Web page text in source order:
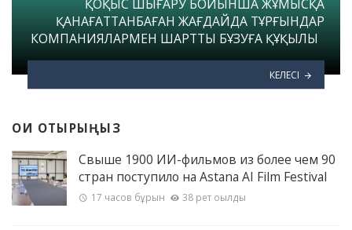
ҚОҚЫС ШЫҒАРУ БОЙЫНША ЖҰМЫСҚА
ҚАНАҒАТТАНБАҒАН ЖАҒДАЙДА ТҰРҒЫНДАР
КОМПАНИЯЛАРМЕН ШАРТТЫ БҰЗУҒА ҚҰҚЫЛЫ
КЕЛЕСІ
ОҚИ ОТЫРЫҢЫЗ
Свыше 1900 ИИ-фильмов из более чем 90
стран поступило на Astana AI Film Festival
17 часов бұрын 38 рет оқылды